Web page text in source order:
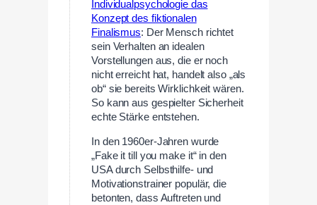
Individualpsychologie das
Konzept des fiktionalen
Finalismus: Der Mensch richtet
sein Verhalten an idealen
Vorstellungen aus, die er noch
nicht erreicht hat, handelt also „als
ob“ sie bereits Wirklichkeit wären.
So kann aus gespielter Sicherheit
echte Stärke entstehen.
In den 1960er-Jahren wurde
„Fake it till you make it“ in den
USA durch Selbsthilfe- und
Motivationstrainer populär, die
betonten, dass Auftreten und